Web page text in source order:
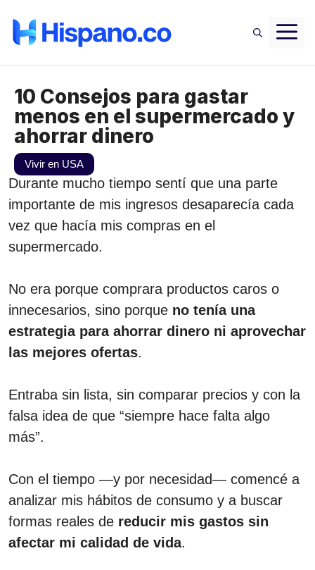
10 Consejos para gastar
menos en el supermercado y
ahorrar dinero
Vivir en USA
Durante mucho tiempo sentí que una parte
importante de mis ingresos desaparecía cada
vez que hacía mis compras en el
supermercado.
No era porque comprara productos caros o
innecesarios, sino porque no tenía una
estrategia para ahorrar dinero ni aprovechar
las mejores ofertas.
Entraba sin lista, sin comparar precios y con la
falsa idea de que “siempre hace falta algo
más”.
Con el tiempo —y por necesidad— comencé a
analizar mis hábitos de consumo y a buscar
formas reales de reducir mis gastos sin
afectar mi calidad de vida.